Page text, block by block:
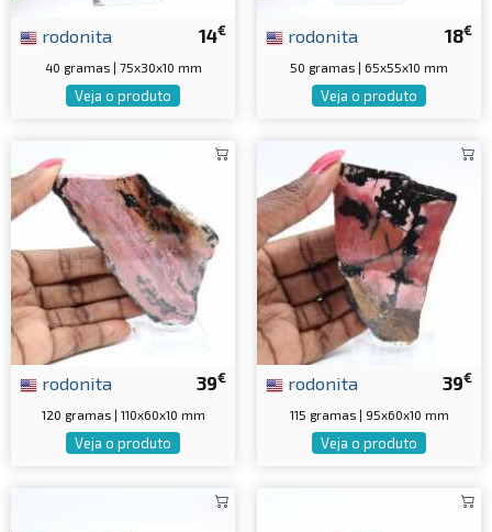
14€
rodonita
40 gramas | 75x30x10 mm
Veja o produto
18€
rodonita
50 gramas | 65x55x10 mm
Veja o produto
39€
rodonita
120 gramas | 110x60x10 mm
Veja o produto
39€
rodonita
115 gramas | 95x60x10 mm
Veja o produto